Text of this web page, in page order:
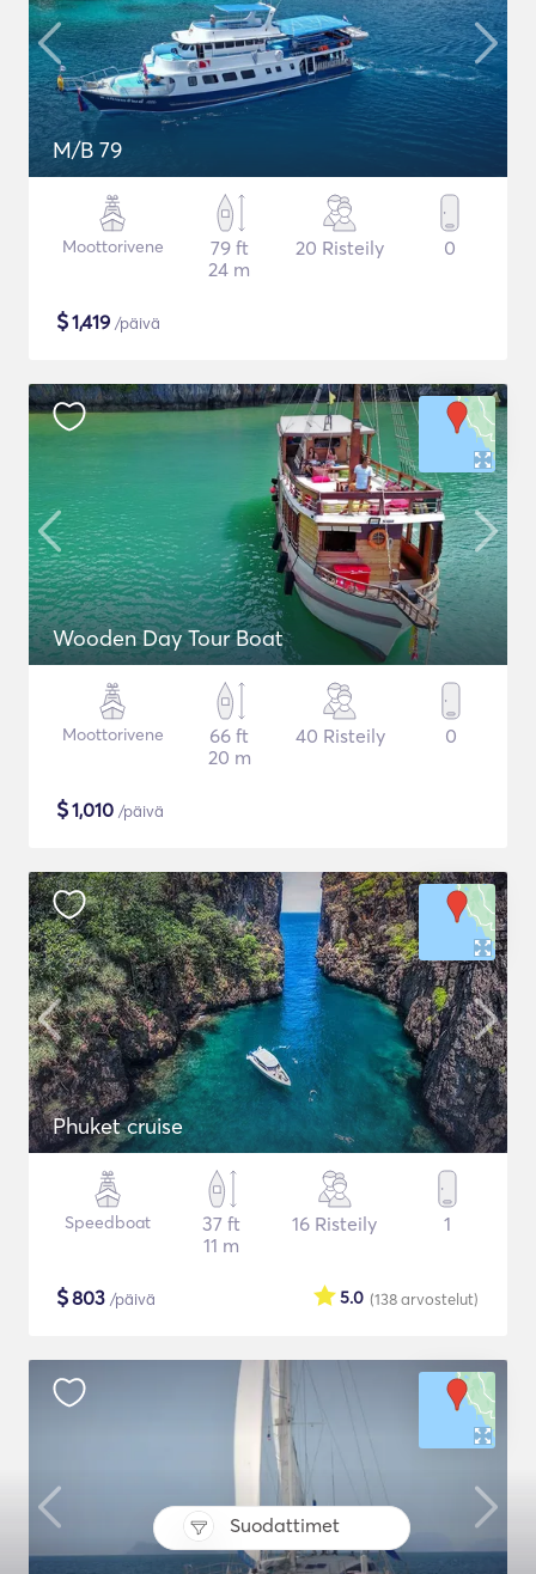
Suodattimet
M/B 79
Moottorivene
79 ft
24 m
20 Risteily 0
$1,419 /päivä
Wooden Day Tour Boat
Moottorivene
66 ft
20 m
40 Risteily 0
$1,010 /päivä
Phuket cruise
Speedboat
37 ft
11 m
16 Risteily 1
$803 /päivä (138arvostelut)
5.0